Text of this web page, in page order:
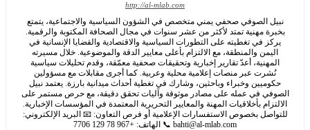
http://al-mlab.com
الصوفي صحفي يمني متخصص في الشؤون السياسية والاجتماعية، يتمتع
مهنية تمتد لأكثر من عشر سنوات في مجال الصحافة المكتوبة والرقمية.
في تغطيته على التطورات السياسية والاقتصادية والقضايا الإنسانية في
والمنطقة، مع الالتزام بأعلى معايير الدقة والموضوعية. خلال مسيرته
أعدّ تقارير إخبارية وتحقيقات صحفية معمّقة، وقدم تحليلات سياسية
عبر منصات إعلامية محلية وعربية. كما أجرى مقابلات مع مسؤولين
وخبراء وباحثين، وشارك في تغطية أحداث ميدانية بارزة. يعتمد نبيل
في عمله على مصادر موثوقة وآليات تحقق دقيقة، مع حرص مستمر على
بأخلاقيات المهنة والمعايير التحريرية المعتمدة في المؤسسات الإخبارية.
بخصوص الاستفسارات الإعلامية أو فرص التعاون: 📧 البريد الإلكتروني:
bahti@al-mlab.com📞 الهاتف: +967 78 129 7706